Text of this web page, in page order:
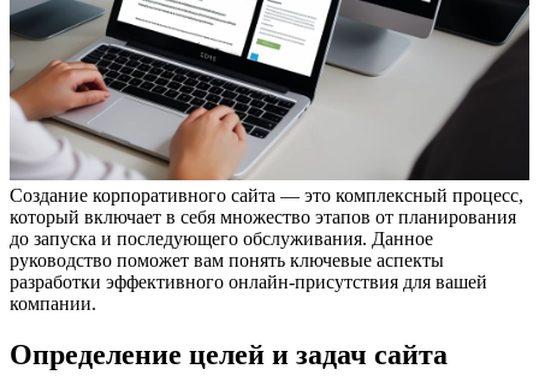
Создание корпоративного сайта — это комплексный процесс,
который включает в себя множество этапов от планирования
до запуска и последующего обслуживания. Данное
руководство поможет вам понять ключевые аспекты
разработки эффективного онлайн-присутствия для вашей
компании.
Определение целей и задач сайта